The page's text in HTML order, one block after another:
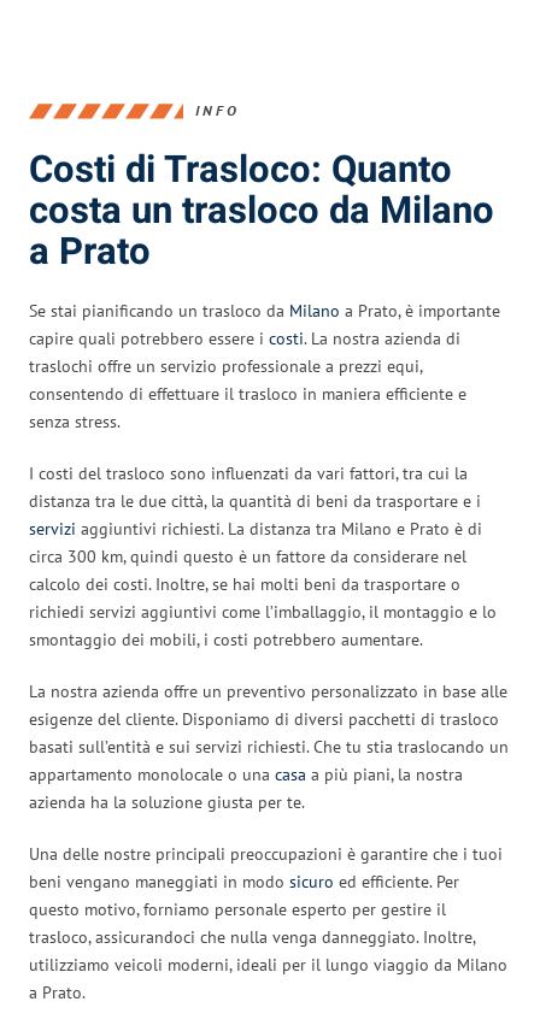
INFO
Costi di Trasloco: Quanto
costa un trasloco da Milano
a Prato
Se stai pianificando un trasloco da Milano a Prato, è importante
capire quali potrebbero essere i costi. La nostra azienda di
traslochi offre un servizio professionale a prezzi equi,
consentendo di effettuare il trasloco in maniera efficiente e
senza stress.
I costi del trasloco sono influenzati da vari fattori, tra cui la
distanza tra le due città, la quantità di beni da trasportare e i
servizi aggiuntivi richiesti. La distanza tra Milano e Prato è di
circa 300 km, quindi questo è un fattore da considerare nel
calcolo dei costi. Inoltre, se hai molti beni da trasportare o
richiedi servizi aggiuntivi come l’imballaggio, il montaggio e lo
smontaggio dei mobili, i costi potrebbero aumentare.
La nostra azienda offre un preventivo personalizzato in base alle
esigenze del cliente. Disponiamo di diversi pacchetti di trasloco
basati sull’entità e sui servizi richiesti. Che tu stia traslocando un
appartamento monolocale o una casa a più piani, la nostra
azienda ha la soluzione giusta per te.
Una delle nostre principali preoccupazioni è garantire che i tuoi
beni vengano maneggiati in modo sicuro ed efficiente. Per
questo motivo, forniamo personale esperto per gestire il
trasloco, assicurandoci che nulla venga danneggiato. Inoltre,
utilizziamo veicoli moderni, ideali per il lungo viaggio da Milano
a Prato.